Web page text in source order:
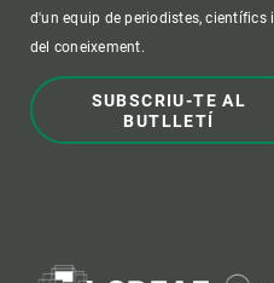
d'un equip de periodistes,
del coneixement.
SUBSCRIU-TE AL
BUTLLETÍ